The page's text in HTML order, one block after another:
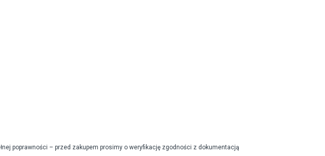
poprawności – przed zakupem prosimy o weryfikację zgodności z dokumentacją